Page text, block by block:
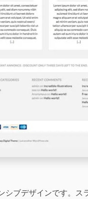
シブデザインです。ス